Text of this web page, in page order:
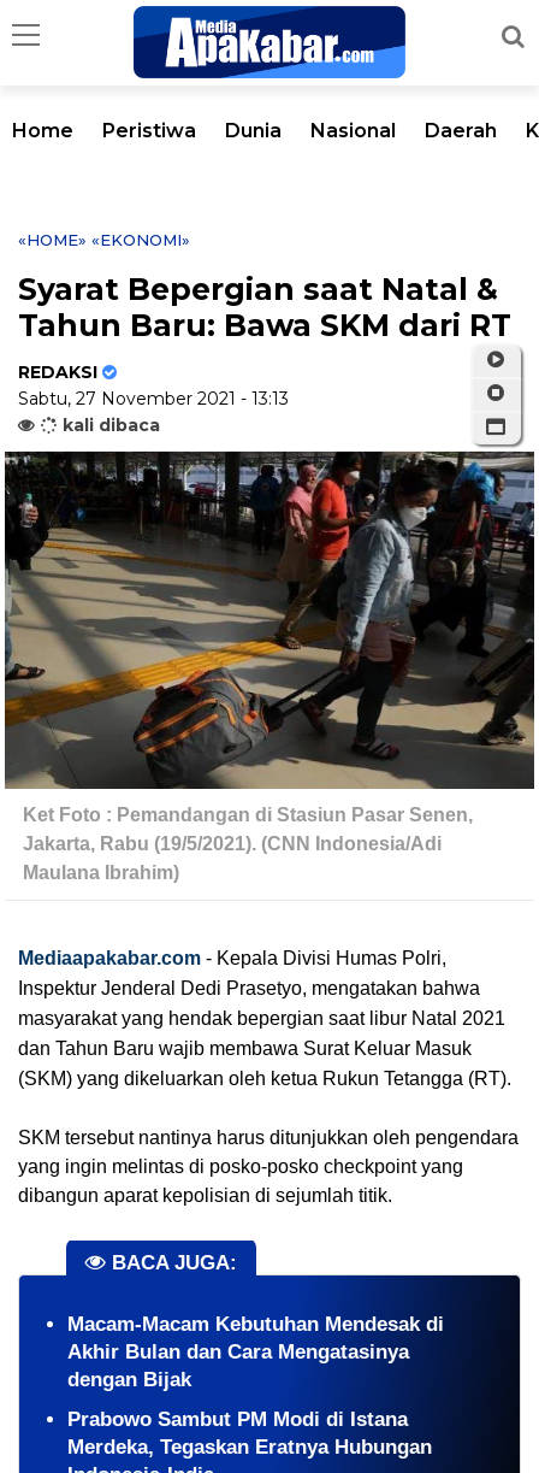
Home Peristiwa Dunia Nasional Daerah
«HOME» «EKONOMI»
Syarat Bepergian saat Natal &
Tahun Baru: Bawa SKM dari RT
REDAKSI
Sabtu, 27 November 2021 - 13:13
kali dibaca
Ket Foto : Pemandangan di Stasiun Pasar Senen,
Jakarta, Rabu (19/5/2021). (CNN Indonesia/Adi
Maulana Ibrahim)
Mediaapakabar.com - Kepala Divisi Humas Polri,
Inspektur Jenderal Dedi Prasetyo, mengatakan bahwa
masyarakat yang hendak bepergian saat libur Natal 2021
dan Tahun Baru wajib membawa Surat Keluar Masuk
(SKM) yang dikeluarkan oleh ketua Rukun Tetangga (RT).
SKM tersebut nantinya harus ditunjukkan oleh pengendara
yang ingin melintas di posko-posko checkpoint yang
dibangun aparat kepolisian di sejumlah titik.
BACA JUGA:
Macam-Macam Kebutuhan Mendesak di
Akhir Bulan dan Cara Mengatasinya
dengan Bijak
Prabowo Sambut PM Modi di Istana
Merdeka, Tegaskan Eratnya Hubungan